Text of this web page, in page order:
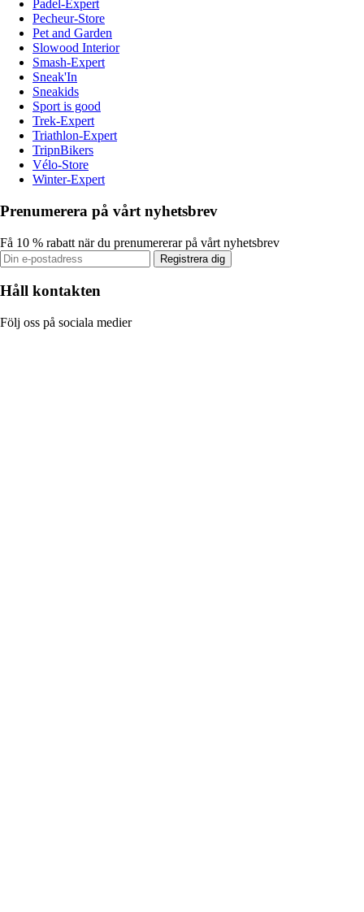
Padel-Expert
Pecheur-Store
Pet and Garden
Slowood Interior
Smash-Expert
Sneak'In
Sneakids
Sport is good
Trek-Expert
Triathlon-Expert
TripnBikers
Vélo-Store
Winter-Expert
Prenumerera på vårt nyhetsbrev
Få 10 % rabatt när du prenumererar på vårt nyhetsbrev
Registrera dig
Håll kontakten
Följ oss på sociala medier